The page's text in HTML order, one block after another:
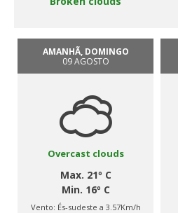
AMANHÃ, DOMINGO
09 AGOSTO
Overcast clouds
Max. 21º C
Min. 16º C
Vento: És-sudeste a 3.57Km/h